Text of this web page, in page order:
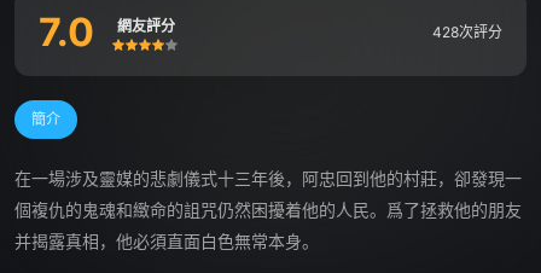
7.0 網友評分
很差較差還行
推薦
力薦
428次評分
簡介
在一場涉及靈媒的悲劇儀式十三年後，阿忠回到他的村莊，卻發現一
個複仇的鬼魂和緻命的詛咒仍然困擾着他的人民。爲了拯救他的朋友
并揭露真相，他必須直面白色無常本身。